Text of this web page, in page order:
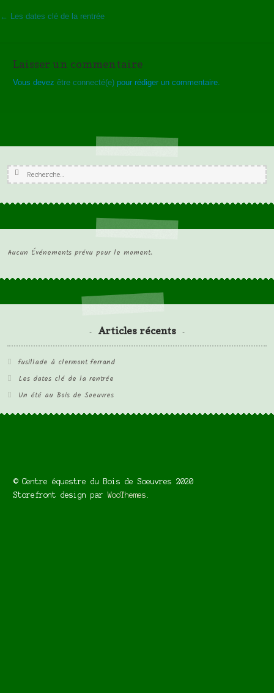
Navigation de l'article
← Les dates clé de la rentrée
Laisser un commentaire
Vous devezêtre connecté(e) pour rédiger un commentaire.
Rechercher :
Aucun Événements prévu pour le moment.
Articles récents
fusillade à clermont ferrand
Les dates clé de la rentrée
Un été au Bois de Soeuvres
© Centre équestre du Bois de Soeuvres 2020
Storefront design parWooThemes